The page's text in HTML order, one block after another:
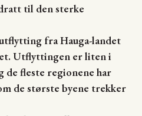
til den sterke
fra Hauga-landet
Utflyttingen er liten i
fleste regionene har
de største byene trekker